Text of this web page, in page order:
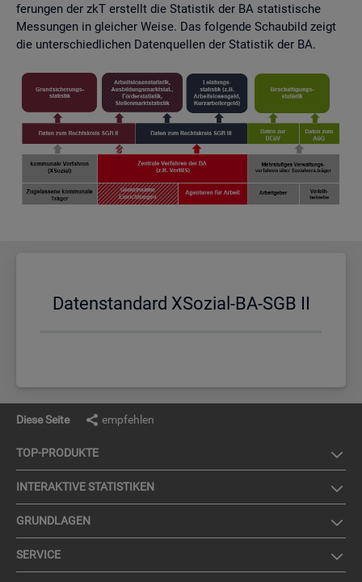
fe­run­gen der zkT er­stellt die Sta­tis­tik der BA sta­tis­ti­sche
Mes­sun­gen in glei­cher Weise. Das fol­gen­de Schau­bild zeigt
die un­ter­schied­li­chen Da­ten­quel­len der Sta­tis­tik der BA.
Da­ten­stan­dard XSo­zi­al-BA-SGB II
Diese Seite empfehlen
TOP-PRO­DUK­TE
IN­TER­AK­TI­VE STA­TIS­TI­KEN
GRUND­LA­GEN
SER­VICE